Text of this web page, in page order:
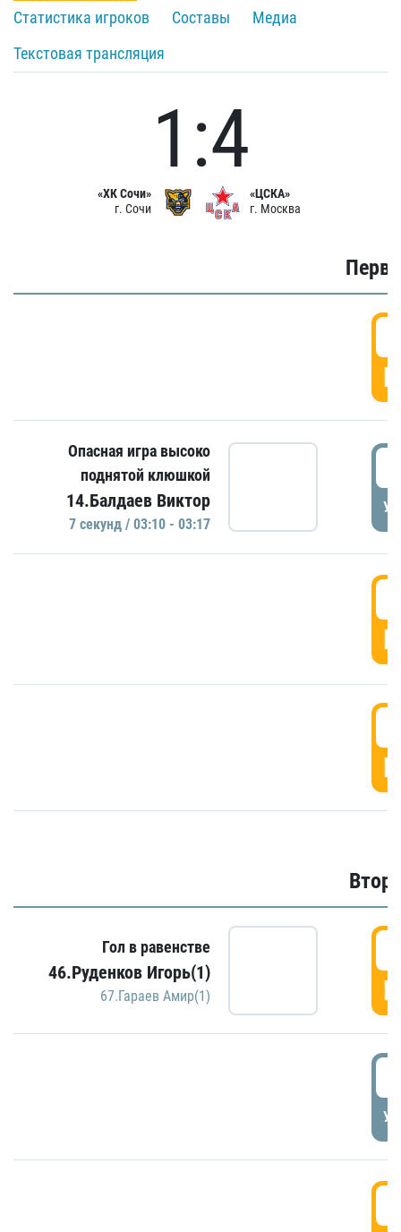
Статистика игроков
Составы
Медиа
Текстовая трансляция
«ХК Сочи»
г. Сочи
1:4
«ЦСКА»
г. Москва
Опасная игра высоко
поднятой клюшкой
14.Балдаев Виктор
7 секунд / 03:10 - 03:17
Гол в равенстве
46.Руденков Игорь(1)
67.Гараев Амир(1)